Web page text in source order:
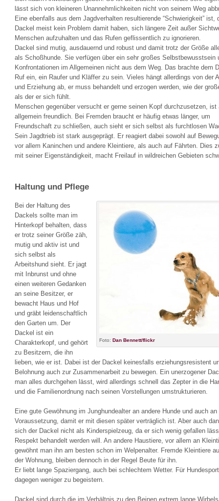
lässt sich von kleineren Unannehmlichkeiten nicht von seinem Weg
Eine ebenfalls aus dem Jagdverhalten resultierende “Schwierigkeit” ist,
Dackel meist kein Problem damit haben, sich längere Zeit außer
Menschen aufzuhalten und das Rufen geflissentlich zu ignorieren.
Dackel sind mutig, ausdauernd und robust und damit trotz der Größe
als Schoßhunde. Sie verfügen über ein sehr großes Selbstbewusstsein
Konfrontationen im Allgemeinen nicht aus dem Weg. Das brachte dem
Ruf ein, ein Raufer und Kläffer zu sein. Vieles hängt allerdings von der
und Erziehung ab, er muss behandelt und erzogen werden, wie der
als der er sich fühlt.
Menschen gegenüber versucht er gerne seinen Kopf durchzusetzen, ist
allgemein freundlich. Bei Fremden braucht er häufig etwas länger, um
Freundschaft zu schließen, auch sieht er sich selbst als furchtlosen
Sein Jagdtrieb ist stark ausgeprägt. Er reagiert dabei sowohl auf
vor allem Kaninchen und andere Kleintiere, als auch auf Fährten. Dies
mit seiner Eigenständigkeit, macht Freilauf in wildreichen Gebieten
Haltung und Pflege
Foto: Dan Bennett/flickr
Bei der Haltung des
Dackels sollte man im
Hinterkopf behalten, dass
er trotz seiner Größe zäh,
mutig und aktiv ist und
sich selbst als
Arbeitshund sieht. Er jagt
mit Inbrunst und ohne
einen weiteren Gedanken
an seine Besitzer, er
bewacht Haus und Hof
und gräbt leidenschaftlich
den Garten um. Der
Dackel ist ein
Charakterkopf, und gehört
zu Besitzern, die ihn
lieben, wie er ist. Dabei ist der Dackel keinesfalls erziehungsresistent
Belohnung auch zur Zusammenarbeit zu bewegen. Ein unerzogener
man alles durchgehen lässt, wird allerdings schnell das Zepter in die
und die Familienordnung nach seinen Vorstellungen umstrukturieren.
Eine gute Gewöhnung im Junghundealter an andere Hunde und auch
Voraussetzung, damit er mit diesen später verträglich ist. Aber auch
sich der Dackel nicht als Kinderspielzeug, da er sich wenig gefallen
Respekt behandelt werden will. An andere Haustiere, vor allem an
gewöhnt man ihn am besten schon im Welpenalter. Fremde Kleintiere
der Wohnung, bleiben dennoch in der Regel Beute für ihn.
Er liebt lange Spaziergang, auch bei schlechtem Wetter. Für
dagegen weniger zu begeistern.
Dackel sind durch die im Verhältnis zu den Beinen extrem lange